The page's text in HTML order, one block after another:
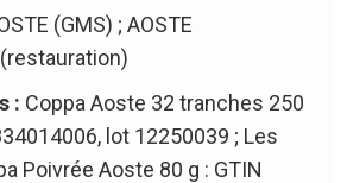
(GMS) ; AOSTE
: Coppa Aoste 32 tranches 250
lot 12250039 ; Les
Poivrée Aoste 80 g : GTIN